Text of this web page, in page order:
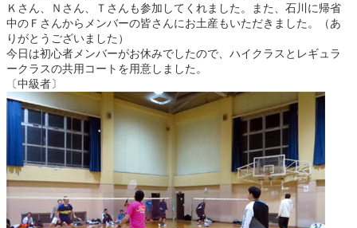
Ｋさん、Ｎさん、Ｔさんも参加してくれました。また、石川に帰省
中のＦさんからメンバーの皆さんにお土産もいただきました。（あ
りがとうございました）
今日は初心者メンバーがお休みでしたので、ハイクラスとレギュラ
ークラスの共用コートを用意しました。
〔中級者〕